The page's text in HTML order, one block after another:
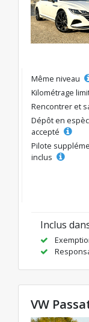
Même niveau
Kilométrage
Rencontrer et
Dépôt en
accepté
Pilote
inclus
Inclus
VW